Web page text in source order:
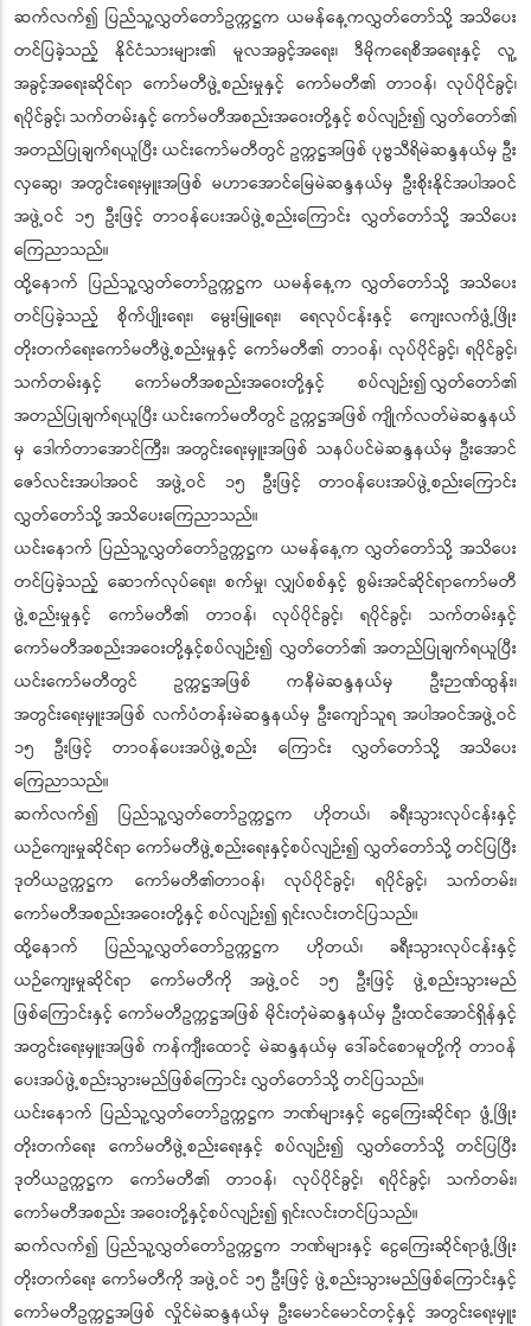
ဆက်လက်၍ ပြည်သူ့လွှတ်တော်ဥက္ကဋ္ဌက ယမန်နေ့ကလွှတ်တော်သို့ အသိပေး
တင်ပြခဲ့သည့် နိုင်ငံသားများ၏ မူလအခွင့်အရေး၊ ဒီမိုကရေစီအရေးနှင့် လူ့
အခွင့်အရေးဆိုင်ရာ ကော်မတီဖွဲ့စည်းမှုနှင့် ကော်မတီ၏ တာဝန်၊ လုပ်ပိုင်ခွင့်၊
ရပိုင်ခွင့်၊ သက်တမ်းနှင့် ကော်မတီအစည်းအဝေးတို့နှင့် စပ်လျဉ်း၍ လွှတ်တော်၏
အတည်ပြုချက်ရယူပြီး ယင်းကော်မတီတွင် ဥက္ကဋ္ဌအဖြစ် ပုဗ္ဗသီရိမဲဆန္ဒနယ်မှ ဦး
လှဆွေ၊ အတွင်းရေးမှူးအဖြစ် မဟာအောင်မြေမဲဆန္ဒနယ်မှ ဦးစိုးနိုင်အပါအဝင်
အဖွဲ့ဝင် ၁၅ ဦးဖြင့် တာဝန်ပေးအပ်ဖွဲ့စည်းကြောင်း လွှတ်တော်သို့ အသိပေး
ကြေညာသည်။
ထို့နောက် ပြည်သူ့လွှတ်တော်ဥက္ကဋ္ဌက ယမန်နေ့က လွှတ်တော်သို့ အသိပေး
တင်ပြခဲ့သည့် စိုက်ပျိုးရေး၊ မွေးမြူရေး၊ ရေလုပ်ငန်းနှင့် ကျေးလက်ဖွံ့ဖြိုး
တိုးတက်ရေးကော်မတီဖွဲ့စည်းမှုနှင့် ကော်မတီ၏ တာဝန်၊ လုပ်ပိုင်ခွင့်၊ ရပိုင်ခွင့်၊
သက်တမ်းနှင့် ကော်မတီအစည်းအဝေးတို့နှင့် စပ်လျဉ်း၍ လွှတ်တော်၏
အတည်ပြုချက်ရယူပြီး ယင်းကော်မတီတွင် ဥက္ကဋ္ဌအဖြစ် ကျိုက်လတ်မဲဆန္ဒနယ်
မှ ဒေါက်တာအောင်ကြီး၊ အတွင်းရေးမှူးအဖြစ် သနပ်ပင်မဲဆန္ဒနယ်မှ ဦးအောင်
ဇော်လင်းအပါအဝင် အဖွဲ့ဝင် ၁၅ ဦးဖြင့် တာဝန်ပေးအပ်ဖွဲ့စည်းကြောင်း
လွှတ်တော်သို့ အသိပေးကြေညာသည်။
ယင်းနောက် ပြည်သူ့လွှတ်တော်ဥက္ကဋ္ဌက ယမန်နေ့က လွှတ်တော်သို့ အသိပေး
တင်ပြခဲ့သည့် ဆောက်လုပ်ရေး၊ စက်မှု၊ လျှပ်စစ်နှင့် စွမ်းအင်ဆိုင်ရာကော်မတီ
ဖွဲ့စည်းမှုနှင့် ကော်မတီ၏ တာဝန်၊ လုပ်ပိုင်ခွင့်၊ ရပိုင်ခွင့်၊ သက်တမ်းနှင့်
ကော်မတီအစည်းအဝေးတို့နှင့်စပ်လျဉ်း၍ လွှတ်တော်၏ အတည်ပြုချက်ရယူပြီး
ယင်းကော်မတီတွင် ဥက္ကဋ္ဌအဖြစ် ကနီမဲဆန္ဒနယ်မှ ဦးဉာဏ်ထွန်း၊
အတွင်းရေးမှူးအဖြစ် လက်ပံတန်းမဲဆန္ဒနယ်မှ ဦးကျော်သူရ အပါအဝင်အဖွဲ့ဝင်
၁၅ ဦးဖြင့် တာဝန်ပေးအပ်ဖွဲ့စည်း ကြောင်း လွှတ်တော်သို့ အသိပေး
ကြေညာသည်။
ဆက်လက်၍ ပြည်သူ့လွှတ်တော်ဥက္ကဋ္ဌက ဟိုတယ်၊ ခရီးသွားလုပ်ငန်းနှင့်
ယဉ်ကျေးမှုဆိုင်ရာ ကော်မတီဖွဲ့စည်းရေးနှင့်စပ်လျဉ်း၍ လွှတ်တော်သို့ တင်ပြပြီး
ဒုတိယဥက္ကဋ္ဌက ကော်မတီ၏တာဝန်၊ လုပ်ပိုင်ခွင့်၊ ရပိုင်ခွင့်၊ သက်တမ်း၊
ကော်မတီအစည်းအဝေးတို့နှင့် စပ်လျဉ်း၍ ရှင်းလင်းတင်ပြသည်။
ထို့နောက် ပြည်သူ့လွှတ်တော်ဥက္ကဋ္ဌက ဟိုတယ်၊ ခရီးသွားလုပ်ငန်းနှင့်
ယဉ်ကျေးမှုဆိုင်ရာ ကော်မတီကို အဖွဲ့ဝင် ၁၅ ဦးဖြင့် ဖွဲ့စည်းသွားမည်
ဖြစ်ကြောင်းနှင့် ကော်မတီဥက္ကဋ္ဌအဖြစ် မိုင်းတုံမဲဆန္ဒနယ်မှ ဦးထင်အောင်ရှိန်နှင့်
အတွင်းရေးမှူးအဖြစ် ကန်ကျီးထောင့် မဲဆန္ဒနယ်မှ ဒေါ်ခင်စောမူတို့ကို တာဝန်
ပေးအပ်ဖွဲ့စည်းသွားမည်ဖြစ်ကြောင်း လွှတ်တော်သို့ တင်ပြသည်။
ယင်းနောက် ပြည်သူ့လွှတ်တော်ဥက္ကဋ္ဌက ဘဏ်များနှင့် ငွေကြေးဆိုင်ရာ ဖွံ့ဖြိုး
တိုးတက်ရေး ကော်မတီဖွဲ့စည်းရေးနှင့် စပ်လျဉ်း၍ လွှတ်တော်သို့ တင်ပြပြီး
ဒုတိယဥက္ကဋ္ဌက ကော်မတီ၏ တာဝန်၊ လုပ်ပိုင်ခွင့်၊ ရပိုင်ခွင့်၊ သက်တမ်း၊
ကော်မတီအစည်း အဝေးတို့နှင့်စပ်လျဉ်း၍ ရှင်းလင်းတင်ပြသည်။
ဆက်လက်၍ ပြည်သူ့လွှတ်တော်ဥက္ကဋ္ဌက ဘဏ်များနှင့် ငွေကြေးဆိုင်ရာဖွံ့ဖြိုး
တိုးတက်ရေး ကော်မတီကို အဖွဲ့ဝင် ၁၅ ဦးဖြင့် ဖွဲ့စည်းသွားမည်ဖြစ်ကြောင်းနှင့်
ကော်မတီဥက္ကဋ္ဌအဖြစ် လှိုင်မဲဆန္ဒနယ်မှ ဦးမောင်မောင်တင့်နှင့် အတွင်းရေးမှူး